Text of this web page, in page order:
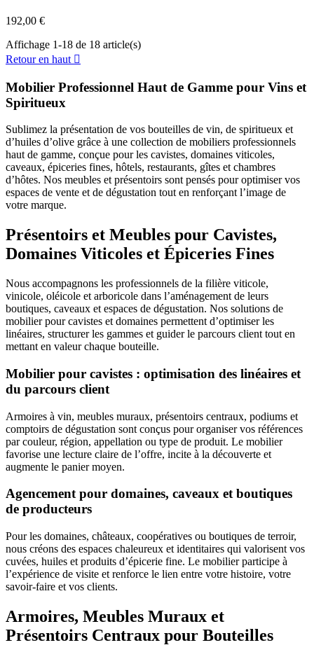
192,00 €
Affichage 1-18 de 18 article(s)
Retour en haut 
Mobilier Professionnel Haut de Gamme pour Vins et
Spiritueux
Sublimez la présentation de vos bouteilles de vin, de spiritueux et
d’huiles d’olive grâce à une collection de mobiliers professionnels
haut de gamme, conçue pour les cavistes, domaines viticoles,
caveaux, épiceries fines, hôtels, restaurants, gîtes et chambres
d’hôtes. Nos meubles et présentoirs sont pensés pour optimiser vos
espaces de vente et de dégustation tout en renforçant l’image de
votre marque.
Présentoirs et Meubles pour Cavistes,
Domaines Viticoles et Épiceries Fines
Nous accompagnons les professionnels de la filière viticole,
vinicole, oléicole et arboricole dans l’aménagement de leurs
boutiques, caveaux et espaces de dégustation. Nos solutions de
mobilier pour cavistes et domaines permettent d’optimiser les
linéaires, structurer les gammes et guider le parcours client tout en
mettant en valeur chaque bouteille.
Mobilier pour cavistes : optimisation des linéaires et
du parcours client
Armoires à vin, meubles muraux, présentoirs centraux, podiums et
comptoirs de dégustation sont conçus pour organiser vos références
par couleur, région, appellation ou type de produit. Le mobilier
favorise une lecture claire de l’offre, incite à la découverte et
augmente le panier moyen.
Agencement pour domaines, caveaux et boutiques
de producteurs
Pour les domaines, châteaux, coopératives ou boutiques de terroir,
nous créons des espaces chaleureux et identitaires qui valorisent vos
cuvées, huiles et produits d’épicerie fine. Le mobilier participe à
l’expérience de visite et renforce le lien entre votre histoire, votre
savoir-faire et vos clients.
Armoires, Meubles Muraux et
Présentoirs Centraux pour Bouteilles